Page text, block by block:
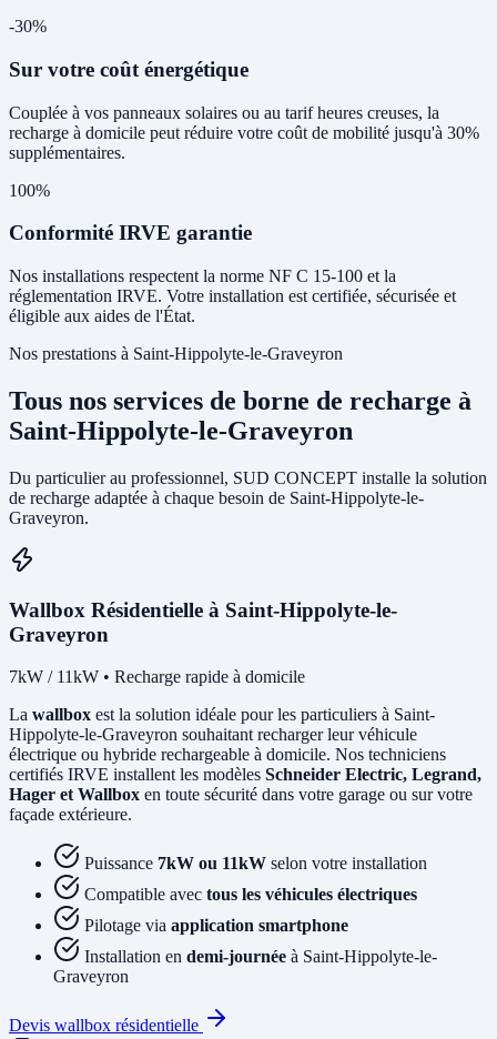
-30%
Sur votre coût énergétique
Couplée à vos panneaux solaires ou au tarif heures creuses, la
recharge à domicile peut réduire votre coût de mobilité jusqu'à 30%
supplémentaires.
100%
Conformité IRVE garantie
Nos installations respectent la norme NF C 15-100 et la
réglementation IRVE. Votre installation est certifiée, sécurisée et
éligible aux aides de l'État.
Nos prestations à Saint-Hippolyte-le-Graveyron
Tous nos services de borne de recharge à
Saint-Hippolyte-le-Graveyron
Du particulier au professionnel, SUD CONCEPT installe la solution
de recharge adaptée à chaque besoin de Saint-Hippolyte-le-
Graveyron.
Wallbox Résidentielle à Saint-Hippolyte-le-
Graveyron
7kW / 11kW • Recharge rapide à domicile
La wallbox est la solution idéale pour les particuliers à Saint-
Hippolyte-le-Graveyron souhaitant recharger leur véhicule
électrique ou hybride rechargeable à domicile. Nos techniciens
certifiés IRVE installent les modèles Schneider Electric, Legrand,
Hager et Wallbox en toute sécurité dans votre garage ou sur votre
façade extérieure.
Puissance 7kW ou 11kW selon votre installation
Compatible avec tous les véhicules électriques
Pilotage via application smartphone
Installation en demi-journée à Saint-Hippolyte-le-
Graveyron
Devis wallbox résidentielle